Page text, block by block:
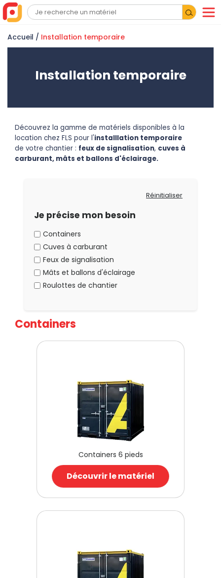
Accueil / Installation temporaire
Installation temporaire
Découvrez la gamme de matériels disponibles à la
location chez FLS pour l'installlation temporaire
de votre chantier : feux de signalisation, cuves à
carburant, mâts et ballons d'éclairage.
Réinitialiser
Je précise mon besoin
Containers
Cuves à carburant
Feux de signalisation
Mâts et ballons d'éclairage
Roulottes de chantier
Containers
Containers 6 pieds
Découvrir le matériel